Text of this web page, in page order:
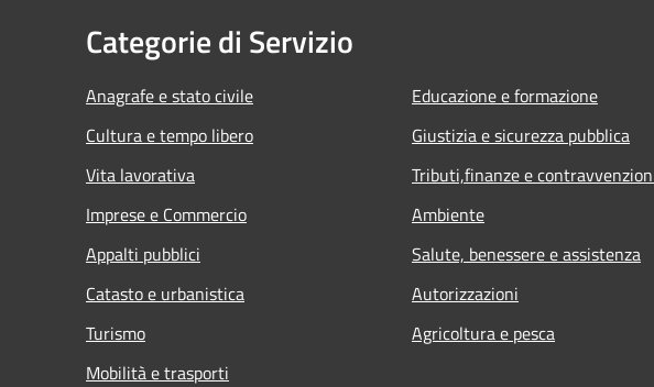
Categorie di Servizio
Anagrafe e stato civile
Cultura e tempo libero
Vita lavorativa
Imprese e Commercio
Appalti pubblici
Catasto e urbanistica
Turismo
Mobilità e trasporti
Educazione e formazione
Giustizia e sicurezza pubblica
Tributi,finanze e
Ambiente
Salute, benessere e assistenza
Autorizzazioni
Agricoltura e pesca